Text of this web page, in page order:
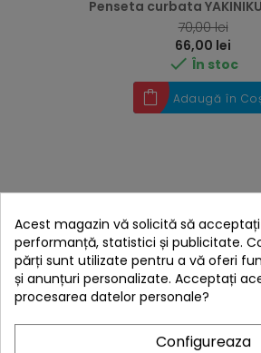
Penseta curbata
70,00 lei
66,00 lei
 În stoc
Adaugă în
Acest magazin vă solicită să
performanță, statistici și publicitate.
părți sunt utilizate pentru a vă oferi
și anunțuri personalizate. Acceptați
procesarea datelor personale?
Configureaza